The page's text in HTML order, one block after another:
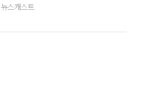
뉴스캐스트